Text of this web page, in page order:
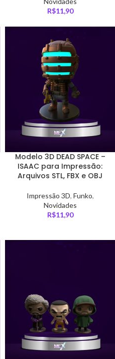
R$11,90
Modelo 3D DEAD SPACE –
ISAAC para Impressão:
Arquivos STL, FBX e OBJ
Impressão 3D, Funko,
Novidades
R$11,90